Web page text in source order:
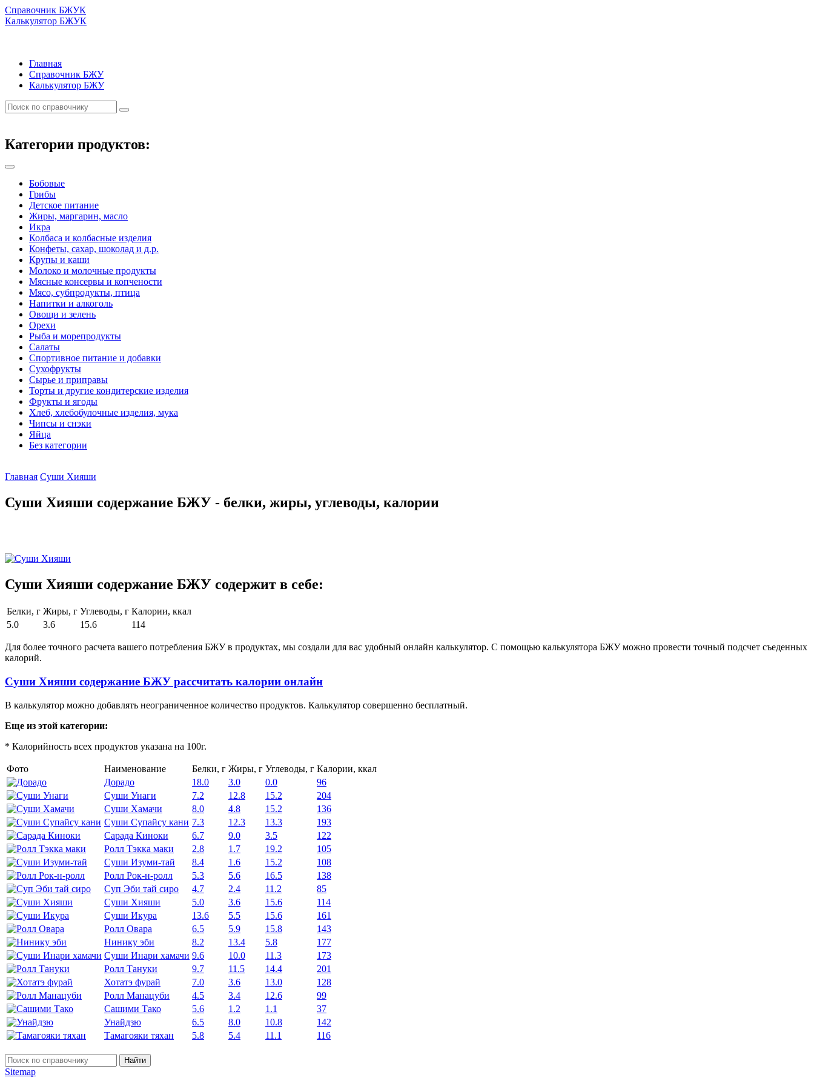
Справочник БЖУК
Калькулятор БЖУК
Главная
Справочник БЖУ
Калькулятор БЖУ
Категории продуктов:
Бобовые
Грибы
Детское питание
Жиры, маргарин, масло
Икра
Колбаса и колбасные изделия
Конфеты, сахар, шоколад и д.р.
Крупы и каши
Молоко и молочные продукты
Мясные консервы и копчености
Мясо, субпродукты, птица
Напитки и алкоголь
Овощи и зелень
Орехи
Рыба и морепродукты
Салаты
Спортивное питание и добавки
Сухофрукты
Сырье и приправы
Торты и другие кондитерские изделия
Фрукты и ягоды
Хлеб, хлебобулочные изделия, мука
Чипсы и снэки
Яйца
Без категории
Главная Суши Хияши
Суши Хияши содержание БЖУ - белки, жиры, углеводы, калории
Суши Хияши содержание БЖУ содержит в себе:
Белки, г Жиры, г Углеводы, г Калории, ккал
5.0
3.6 15.6 114
Для более точного расчета вашего потребления БЖУ в продуктах, мы создали для вас удобный онлайн калькулятор. С помощью калькулятора БЖУ можно провести точный подсчет съеденных
калорий.
Суши Хияши содержание БЖУ рассчитать калории онлайн
В калькулятор можно добавлять неограниченное количество продуктов. Калькулятор совершенно бесплатный.
Еще из этой категории:
* Калорийность всех продуктов указана на 100г.
Фото Наименование Белки, г Жиры, г Углеводы, г Калории, ккал
Дорадо
18.0 3.0 0.0
96
Суши Унаги
7.2 12.8 15.2
204
Суши Хамачи
8.0 4.8 15.2
136
Суши Супайсу кани 7.3 12.3 13.3
193
Сарада Киноки
6.7 9.0 3.5
122
Ролл Тэкка маки
2.8 1.7 19.2
105
Суши Изуми-тай
8.4 1.6 15.2
108
Ролл Рок-н-ролл
5.3 5.6 16.5
138
Суп Эби тай сиро
4.7 2.4 11.2
85
Суши Хияши
5.0 3.6 15.6
114
Суши Икура
13.6 5.5 15.6
161
Ролл Овара
6.5 5.9 15.8
143
Нинику эби
8.2 13.4 5.8
177
Суши Инари хамачи 9.6 10.0 11.3
173
Ролл Тануки
9.7 11.5 14.4
201
Хотатэ фурай
7.0 3.6 13.0
128
Ролл Манацуби
4.5 3.4 12.6
99
Сашими Тако
5.6 1.2 1.1
37
Унайдзю
6.5 8.0 10.8
142
Тамагояки тяхан
5.8 5.4 11.1 116
Найти
Sitemap